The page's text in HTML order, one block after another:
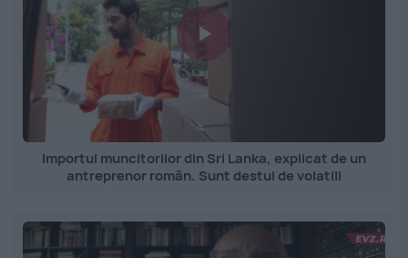
Importul muncitorilor din Sri Lanka, explicat de un
antreprenor român. Sunt destul de volatili